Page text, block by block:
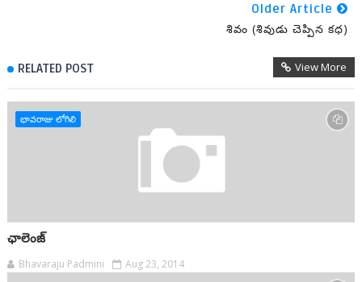
Older Article
శివం (శివుడు చెప్పిన కధ)
RELATED POST View More
భావరాజు లోగిలి
ఛాలెంజ్
Bhavaraju Padmini Aug 23, 2014